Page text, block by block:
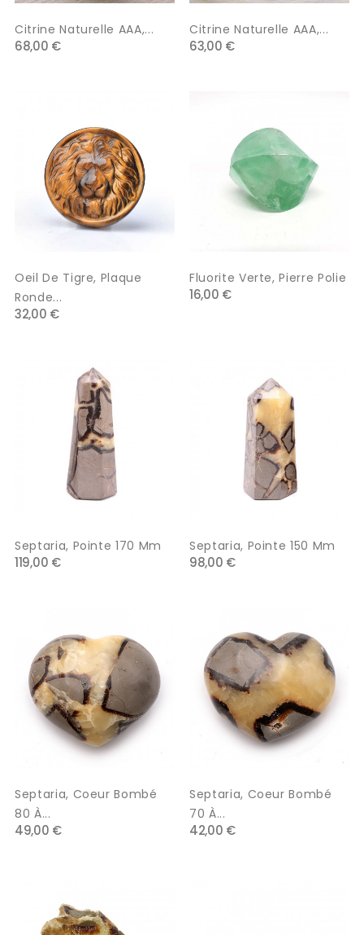
Citrine Naturelle AAA,...
68,00 €
Citrine Naturelle AAA,...
63,00 €
Oeil De Tigre, Plaque
Ronde...
32,00 €
Fluorite Verte, Pierre Polie
16,00 €
Septaria, Pointe 170 Mm
119,00 €
Septaria, Pointe 150 Mm
98,00 €
Septaria, Coeur Bombé
80 À...
49,00 €
Septaria, Coeur Bombé
70 À...
42,00 €